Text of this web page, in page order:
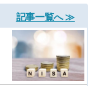
記事一覧へ ≫